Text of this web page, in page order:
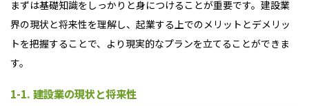
まずは基礎知識をしっかりと身につけることが重要です。建設業
界の現状と将来性を理解し、起業する上でのメリットとデメリッ
トを把握することで、より現実的なプランを立てることができま
す。
1-1. 建設業の現状と将来性